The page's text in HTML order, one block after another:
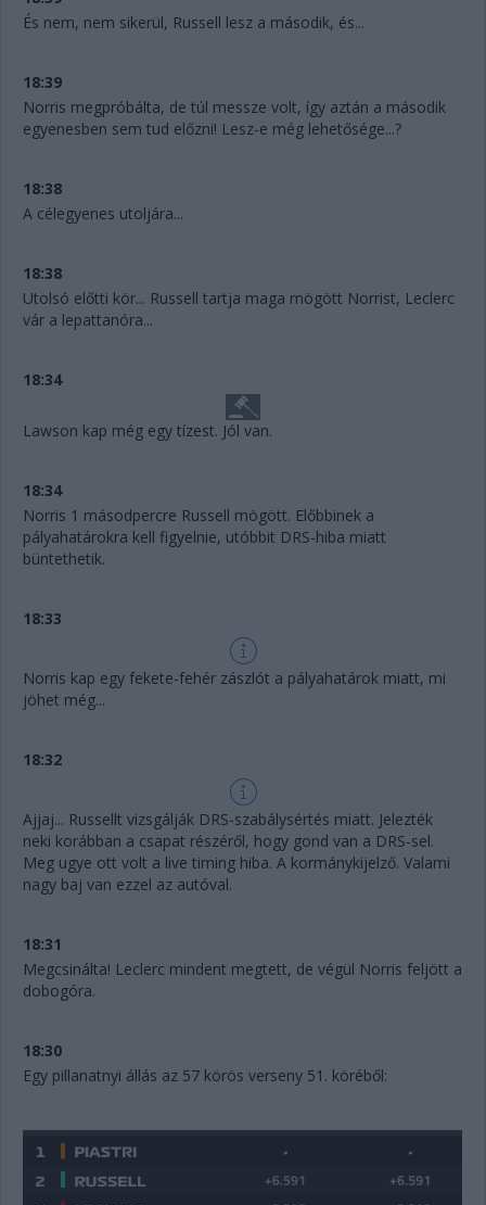
És nem, nem sikerül, Russell lesz a második, és...
18:39
Norris megpróbálta, de túl messze volt, így aztán a második
egyenesben sem tud előzni! Lesz-e még lehetősége...?
18:38
A célegyenes utoljára...
18:38
Utolsó előtti kör... Russell tartja maga mögött Norrist, Leclerc
vár a lepattanóra...
18:34
Lawson kap még egy tízest. Jól van.
18:34
Norris 1 másodpercre Russell mögött. Előbbinek a
pályahatárokra kell figyelnie, utóbbit DRS-hiba miatt
büntethetik.
18:33
Norris kap egy fekete-fehér zászlót a pályahatárok miatt, mi
jöhet még...
18:32
Ajjaj... Russellt vizsgálják DRS-szabálysértés miatt. Jelezték
neki korábban a csapat részéről, hogy gond van a DRS-sel.
Meg ugye ott volt a live timing hiba. A kormánykijelző. Valami
nagy baj van ezzel az autóval.
18:31
Megcsinálta! Leclerc mindent megtett, de végül Norris feljött a
dobogóra.
18:30
Egy pillanatnyi állás az 57 körös verseny 51. köréből: